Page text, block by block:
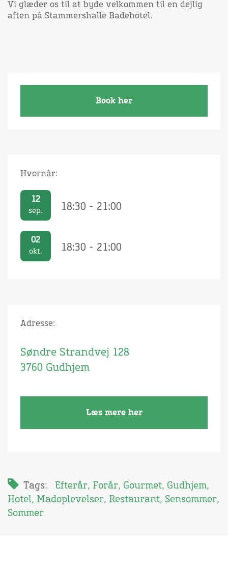
Vi glæder os til at byde velkommen til en dejlig
aften på Stammershalle Badehotel.
Book her
Hvornår:
12
sep. 18:30 - 21:00
02
okt. 18:30 - 21:00
Adresse:
Søndre Strandvej 128
3760 Gudhjem
Læs mere her
Tags: Efterår, Forår, Gourmet, Gudhjem,
Hotel, Madoplevelser, Restaurant, Sensommer,
Sommer